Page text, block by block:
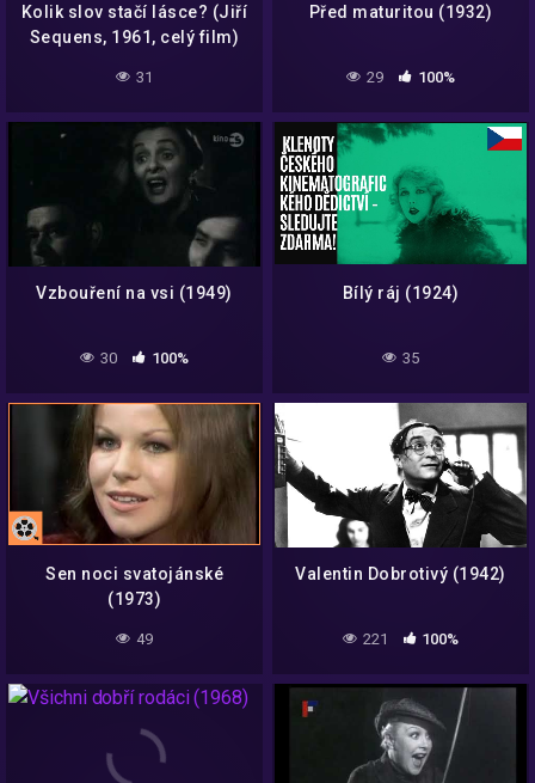
Kolik slov stačí lásce? (Jiří
Sequens, 1961, celý film)
31
Před maturitou (1932)
29 100%
Vzbouření na vsi (1949)
30 100%
Bílý ráj (1924)
35
Sen noci svatojánské
(1973)
49
Valentin Dobrotivý (1942)
221 100%